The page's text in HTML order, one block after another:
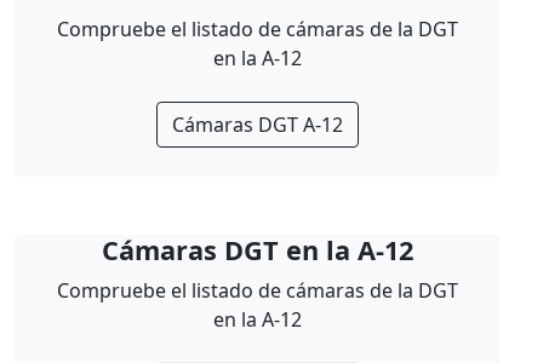
Compruebe el listado de cámaras de la DGT
en la A-12
Cámaras DGT A-12
Cámaras DGT en la A-12
Compruebe el listado de cámaras de la DGT
en la A-12